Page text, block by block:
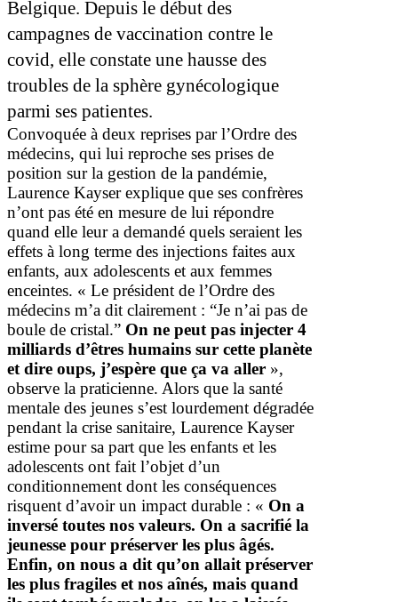
Belgique. Depuis le début des
campagnes de vaccination contre le
covid, elle constate une hausse des
troubles de la sphère gynécologique
parmi ses patientes.
Convoquée à deux reprises par l’Ordre des
médecins, qui lui reproche ses prises de
position sur la gestion de la pandémie,
Laurence Kayser explique que ses confrères
n’ont pas été en mesure de lui répondre
quand elle leur a demandé quels seraient les
effets à long terme des injections faites aux
enfants, aux adolescents et aux femmes
enceintes. « Le président de l’Ordre des
médecins m’a dit clairement : “Je n’ai pas de
boule de cristal.” On ne peut pas injecter 4
milliards d’êtres humains sur cette planète
et dire oups, j’espère que ça va aller »,
observe la praticienne. Alors que la santé
mentale des jeunes s’est lourdement dégradée
pendant la crise sanitaire, Laurence Kayser
estime pour sa part que les enfants et les
adolescents ont fait l’objet d’un
conditionnement dont les conséquences
risquent d’avoir un impact durable : « On a
inversé toutes nos valeurs. On a sacrifié la
jeunesse pour préserver les plus âgés.
Enfin, on nous a dit qu’on allait préserver
les plus fragiles et nos aînés, mais quand